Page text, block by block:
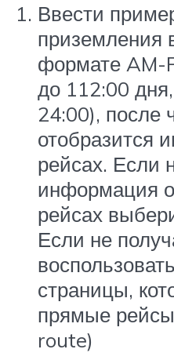
Ввести
приземления
формате AM-
до 112:00
24:00), после
отобразится
рейсах. Если
информация
рейсах
Если не
страницы,
прямые
route)